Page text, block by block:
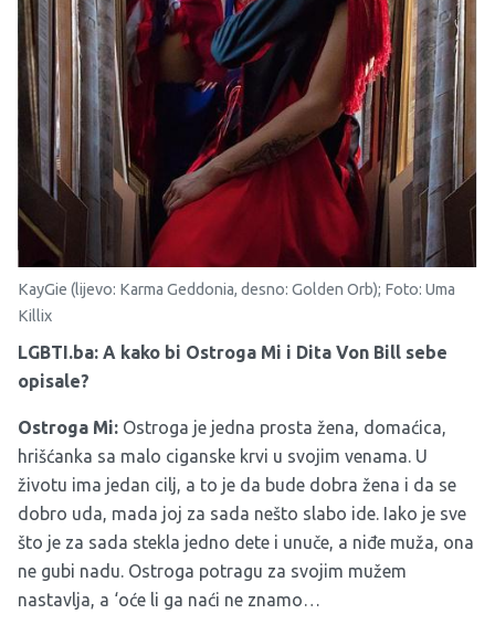
KayGie (lijevo: Karma Geddonia, desno: Golden Orb); Foto: Uma
Killix
LGBTI.ba: A kako bi Ostroga Mi i Dita Von Bill sebe
opisale?
Ostroga Mi: Ostroga je jedna prosta žena, domaćica,
hrišćanka sa malo ciganske krvi u svojim venama. U
životu ima jedan cilj, a to je da bude dobra žena i da se
dobro uda, mada joj za sada nešto slabo ide. Iako je sve
što je za sada stekla jedno dete i unuče, a niđe muža, ona
ne gubi nadu. Ostroga potragu za svojim mužem
nastavlja, a ‘oće li ga naći ne znamo…